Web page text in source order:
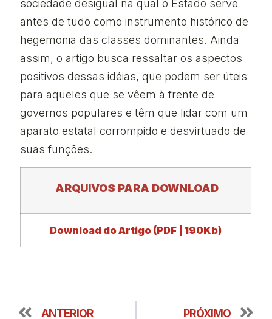
sociedade desigual na qual o Estado serve
antes de tudo como instrumento histórico de
hegemonia das classes dominantes. Ainda
assim, o artigo busca ressaltar os aspectos
positivos dessas idéias, que podem ser úteis
para aqueles que se vêem à frente de
governos populares e têm que lidar com um
aparato estatal corrompido e desvirtuado de
suas funções.
ARQUIVOS PARA DOWNLOAD
Download do Artigo (PDF | 190Kb)
ANTERIOR PRÓXIMO